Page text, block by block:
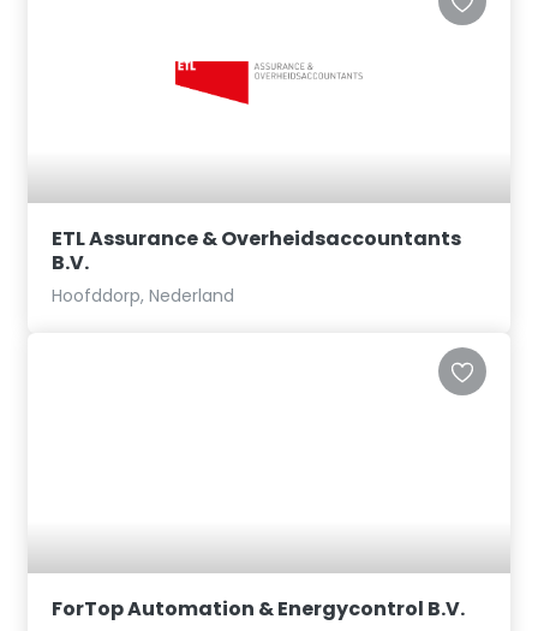
ETL Assurance & Overheidsaccountants
B.V.
Hoofddorp, Nederland
ForTop Automation & Energycontrol B.V.